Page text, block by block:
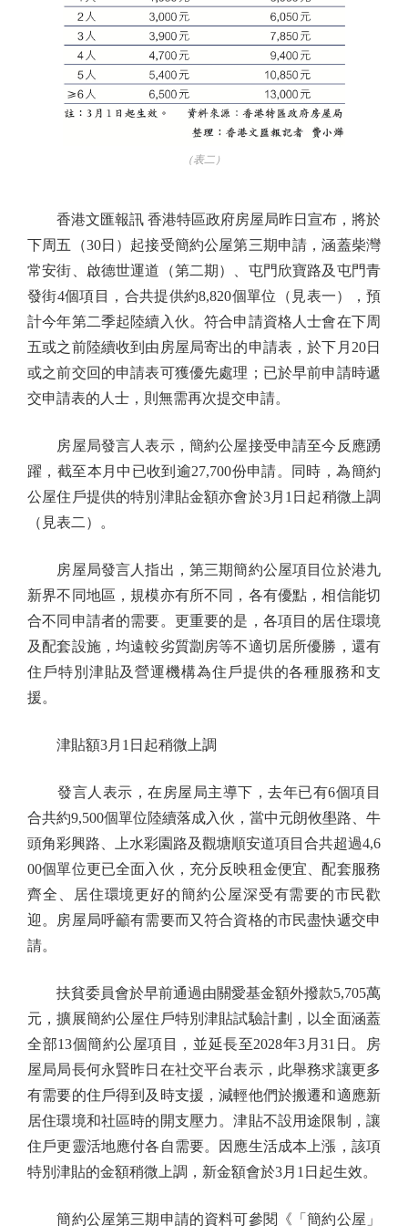
（表二）
香港文匯報訊 香港特區政府房屋局昨日宣布，將於
下周五（30日）起接受簡約公屋第三期申請，涵蓋柴灣
常安街、啟德世運道（第二期）、屯門欣寶路及屯門青
發街4個項目，合共提供約8,820個單位（見表一），預
計今年第二季起陸續入伙。符合申請資格人士會在下周
五或之前陸續收到由房屋局寄出的申請表，於下月20日
或之前交回的申請表可獲優先處理；已於早前申請時遞
交申請表的人士，則無需再次提交申請。
房屋局發言人表示，簡約公屋接受申請至今反應踴
躍，截至本月中已收到逾27,700份申請。同時，為簡約
公屋住戶提供的特別津貼金額亦會於3月1日起稍微上調
（見表二）。
房屋局發言人指出，第三期簡約公屋項目位於港九
新界不同地區，規模亦有所不同，各有優點，相信能切
合不同申請者的需要。更重要的是，各項目的居住環境
及配套設施，均遠較劣質劏房等不適切居所優勝，還有
住戶特別津貼及營運機構為住戶提供的各種服務和支
援。
津貼額3月1日起稍微上調
發言人表示，在房屋局主導下，去年已有6個項目
合共約9,500個單位陸續落成入伙，當中元朗攸壆路、牛
頭角彩興路、上水彩園路及觀塘順安道項目合共超過4,6
00個單位更已全面入伙，充分反映租金便宜、配套服務
齊全、居住環境更好的簡約公屋深受有需要的市民歡
迎。房屋局呼籲有需要而又符合資格的市民盡快遞交申
請。
扶貧委員會於早前通過由關愛基金額外撥款5,705萬
元，擴展簡約公屋住戶特別津貼試驗計劃，以全面涵蓋
全部13個簡約公屋項目，並延長至2028年3月31日。房
屋局局長何永賢昨日在社交平台表示，此舉務求讓更多
有需要的住戶得到及時支援，減輕他們於搬遷和適應新
居住環境和社區時的開支壓力。津貼不設用途限制，讓
住戶更靈活地應付各自需要。因應生活成本上漲，該項
特別津貼的金額稍微上調，新金額會於3月1日起生效。
簡約公屋第三期申請的資料可參閱《「簡約公屋」